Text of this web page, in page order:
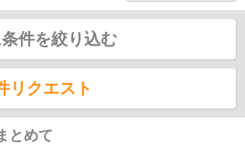
件を絞り込む
リクエスト
とめて